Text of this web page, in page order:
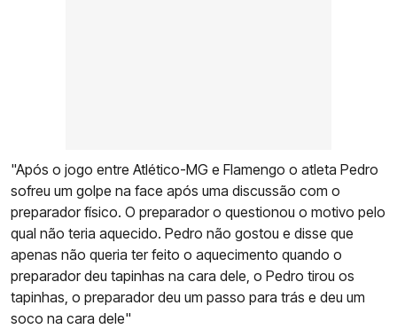
"Após o jogo entre Atlético-MG e Flamengo o atleta Pedro
sofreu um golpe na face após uma discussão com o
preparador físico. O preparador o questionou o motivo pelo
qual não teria aquecido. Pedro não gostou e disse que
apenas não queria ter feito o aquecimento quando o
preparador deu tapinhas na cara dele, o Pedro tirou os
tapinhas, o preparador deu um passo para trás e deu um
soco na cara dele"